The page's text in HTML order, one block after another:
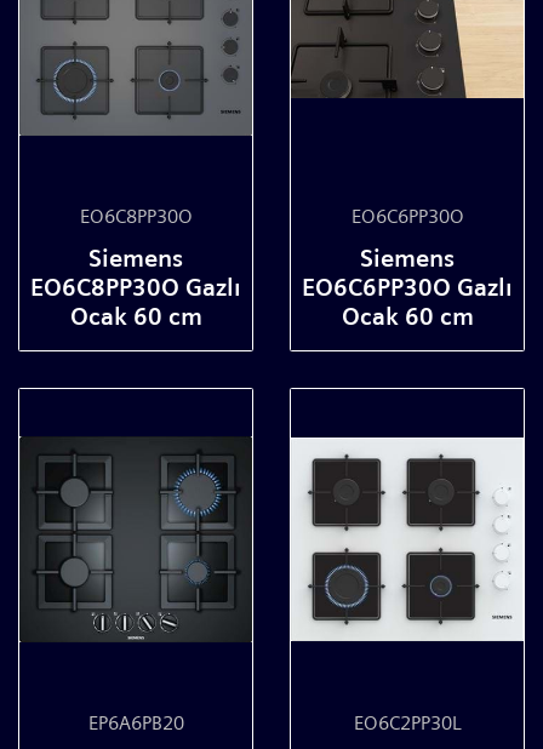
EO6C8PP30O
Siemens
EO6C8PP30O Gazlı
Ocak 60 cm
EO6C6PP30O
Siemens
EO6C6PP30O Gazlı
Ocak 60 cm
EP6A6PB20 EO6C2PP30L